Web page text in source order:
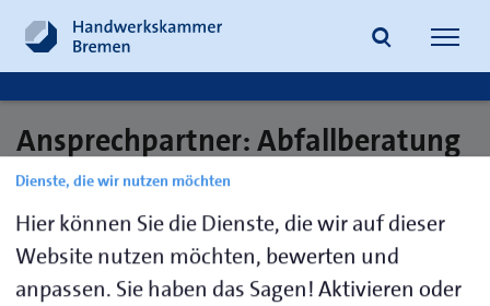
Suche
Ansprechpartner: Abfallberatung
/ Abfallwirtschaft
Dienste, die wir nutzen möchten
Hier können Sie die Dienste, die wir auf dieser
Website nutzen möchten, bewerten und
anpassen. Sie haben das Sagen! Aktivieren oder